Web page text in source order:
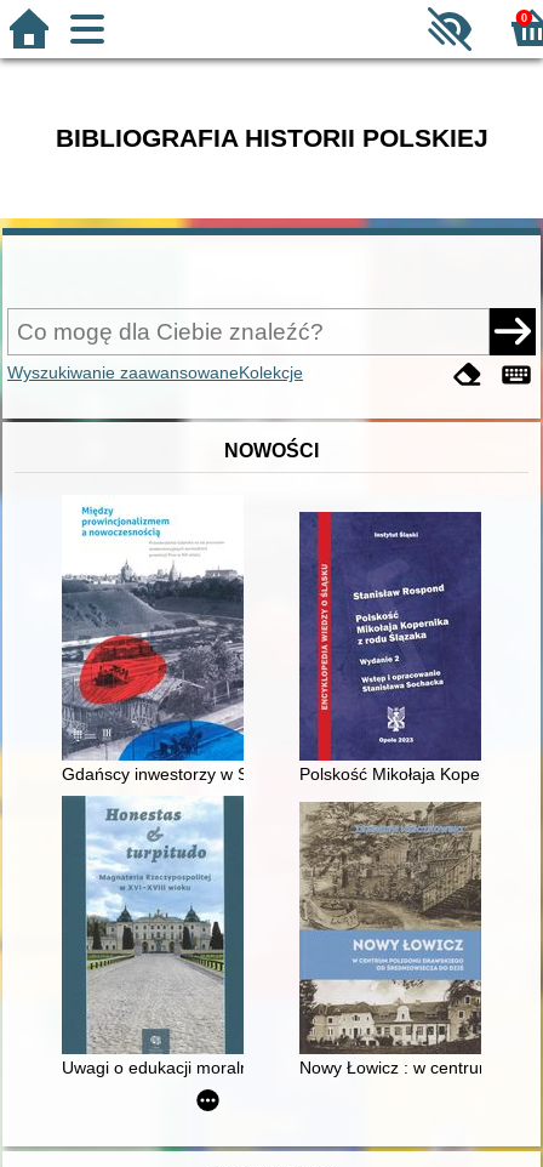
0
BIBLIOGRAFIA HISTORII POLSKIEJ
Wyszukiwanie zaawansowaneKolekcje
NOWOŚCI
Gdańscy inwestorzy w Sopocie : prestiż finansowy i
Polskość Mikołaja Kopernika z
Uwagi o edukacji moralnej synów szlacheckich w XVI-
Nowy Łowicz : w centrum